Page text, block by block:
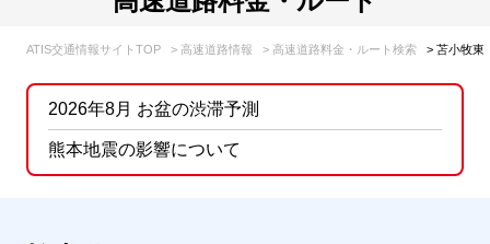
ATIS交通情報サイトTOP > 高速道路情報 > 高速道路料金・ルート検索 > 苫小牧東
2026年8月 お盆の渋滞予測
熊本地震の影響について